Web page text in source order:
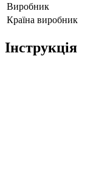
Виробник
Країна виробник
Інструкція